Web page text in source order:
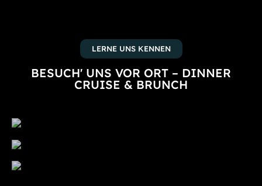
LERNE UNS KENNEN
BESUCH' UNS VOR ORT – DINNER
CRUISE & BRUNCH